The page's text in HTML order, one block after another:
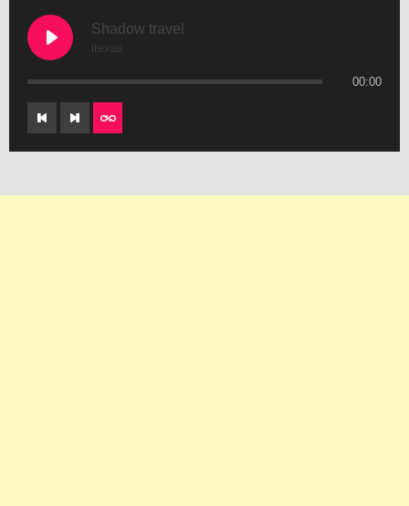
Shadow travel
itexas
00:00